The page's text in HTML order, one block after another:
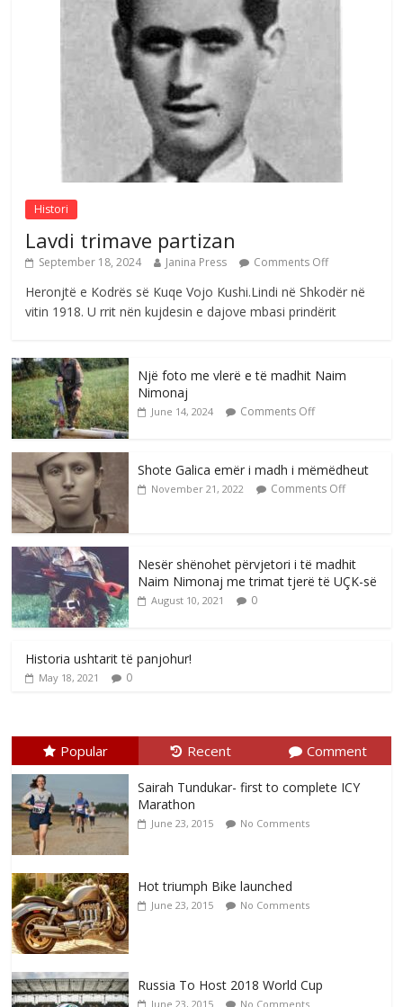
Çlirimtari Agron Gërvalla me takime pune
në atdhe të shoqerisë Levizja
August 3, 2026 Comments Off
Postim me vlera nga artistja e mirëfilltë
Mimoza Gjoni
August 6, 2026 Comments Off
Histori
Lavdi trimave partizan
September 18, 2024 Janina Press Comments Off
Heronjtë e Kodrës së Kuqe Vojo Kushi.Lindi në Shkodër në
vitin 1918. U rrit nën kujdesin e dajove mbasi prindërit
Një foto me vlerë e të madhit Naim
Nimonaj
June 14, 2024 Comments Off
Shote Galica emër i madh i mëmëdheut
November 21, 2022 Comments Off
Nesër shënohet përvjetori i të madhit
Naim Nimonaj me trimat tjerë të UÇK-së
August 10, 2021 0
Historia ushtarit të panjohur!
May 18, 2021 0
Popular Recent Comment
Sairah Tundukar- first to complete ICY
Marathon
June 23, 2015 No Comments
Hot triumph Bike launched
June 23, 2015 No Comments
Russia To Host 2018 World Cup
June 23, 2015 No Comments